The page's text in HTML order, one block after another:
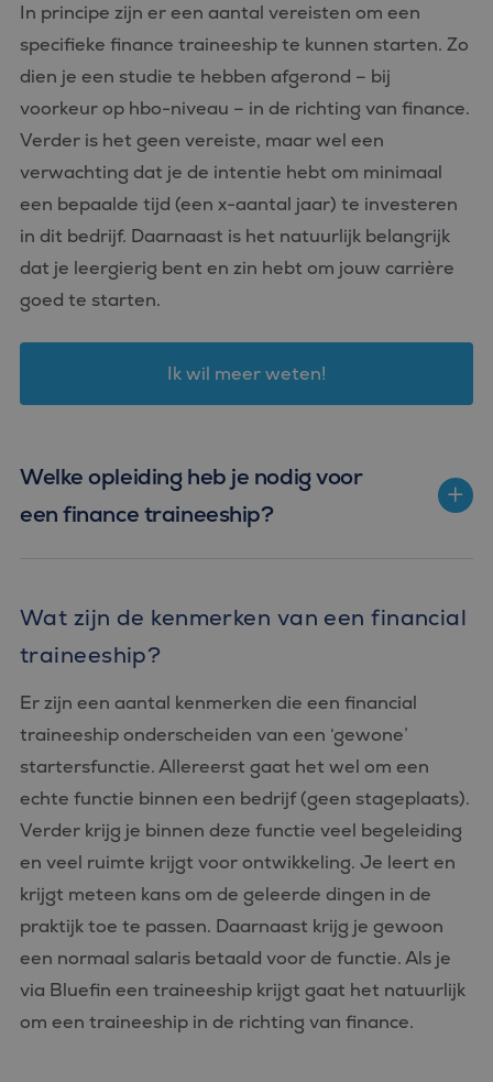
In principe zijn er een aantal vereisten om een
specifieke finance traineeship te kunnen starten. Zo
dien je een studie te hebben afgerond – bij
voorkeur op hbo-niveau – in de richting van finance.
Verder is het geen vereiste, maar wel een
verwachting dat je de intentie hebt om minimaal
een bepaalde tijd (een x-aantal jaar) te investeren
in dit bedrijf. Daarnaast is het natuurlijk belangrijk
dat je leergierig bent en zin hebt om jouw carrière
goed te starten.
Ik wil meer weten!
Welke opleiding heb je nodig voor
een finance traineeship?
Wat zijn de kenmerken van een financial
traineeship?
Er zijn een aantal kenmerken die een financial
traineeship onderscheiden van een ‘gewone’
startersfunctie. Allereerst gaat het wel om een
echte functie binnen een bedrijf (geen stageplaats).
Verder krijg je binnen deze functie veel begeleiding
en veel ruimte krijgt voor ontwikkeling. Je leert en
krijgt meteen kans om de geleerde dingen in de
praktijk toe te passen. Daarnaast krijg je gewoon
een normaal salaris betaald voor de functie. Als je
via Bluefin een traineeship krijgt gaat het natuurlijk
om een traineeship in de richting van finance.